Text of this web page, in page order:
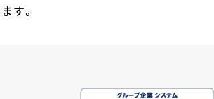
す。